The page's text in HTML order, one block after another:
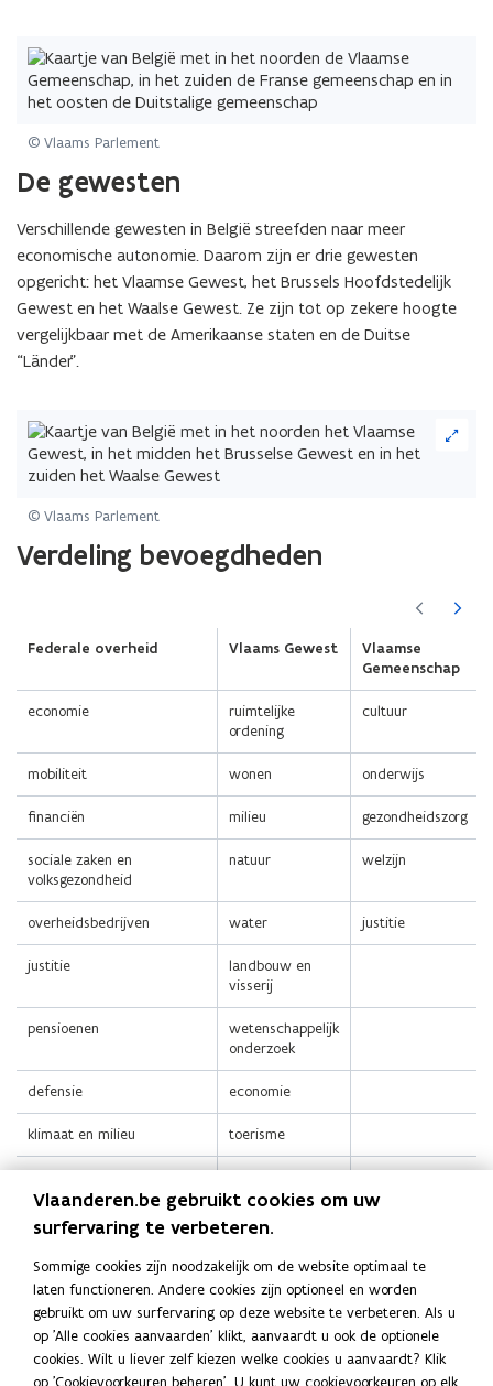
e
e
© Vlaams Parlement
© Vlaams Parlement
(Klik
op
voor
vergrote
De gewesten
Verschillende gewesten in België streefden naar meer
economische autonomie. Daarom zijn er drie gewesten
opgericht: het Vlaamse Gewest, het Brussels Hoofdstedelijk
Gewest en het Waalse Gewest. Ze zijn tot op zekere hoogte
vergelijkbaar met de Amerikaanse staten en de Duitse
“Länder”.
Verdeling bevoegdheden
Federale overheid Vlaams Gewest
Vlaamse
Gemeenschap
economie
ruimtelijke
ordening
cultuur
mobiliteit wonen onderwijs
financiën milieu gezondheidszorg
sociale zaken en
volksgezondheid
natuur welzijn
overheidsbedrijven water justitie
justitie
landbouw en
visserij
pensioenen
wetenschappelijk
onderzoek
defensie economie
klimaat en milieu toerisme
energie energie
buitenlandse zaken stedenbeleid
ontwikkelingssamenwerking werk
openbare
werken en
Vlaanderen.be gebruikt cookies om uw
surfervaring te verbeteren.
Sommige cookies zijn noodzakelijk om de website optimaal te
laten functioneren. Andere cookies zijn optioneel en worden
gebruikt om uw surfervaring op deze website te verbeteren. Als u
op 'Alle cookies aanvaarden' klikt, aanvaardt u ook de optionele
cookies. Wilt u liever zelf kiezen welke cookies u aanvaardt? Klik
op 'Cookievoorkeuren beheren'. U kunt uw cookievoorkeuren op elk